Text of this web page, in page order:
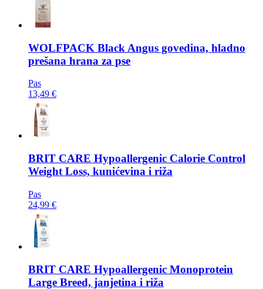
WOLFPACK Black Angus govedina, hladno
prešana hrana za pse
Pas
13,49 €
BRIT CARE Hypoallergenic Calorie Control
Weight Loss, kunićevina i riža
Pas
24,99 €
BRIT CARE Hypoallergenic Monoprotein
Large Breed, janjetina i riža